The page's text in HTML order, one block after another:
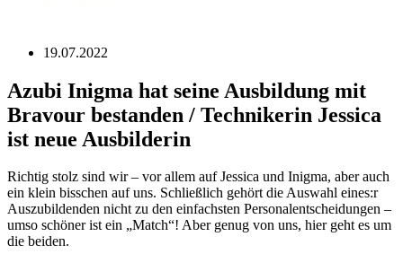
19.07.2022
Azubi Inigma hat seine Ausbildung mit
Bravour bestanden / Technikerin Jessica
ist neue Ausbilderin
Richtig stolz sind wir – vor allem auf Jessica und Inigma, aber auch
ein klein bisschen auf uns. Schließlich gehört die Auswahl eines:r
Auszubildenden nicht zu den einfachsten Personalentscheidungen –
umso schöner ist ein „Match“! Aber genug von uns, hier geht es um
die beiden.